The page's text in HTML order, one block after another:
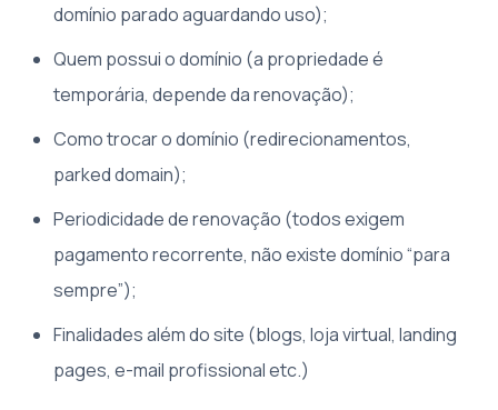
domínio parado aguardando uso);
Quem possui o domínio (a propriedade é
temporária, depende da renovação);
Como trocar o domínio (redirecionamentos,
parked domain);
Periodicidade de renovação (todos exigem
pagamento recorrente, não existe domínio “para
sempre”);
Finalidades além do site (blogs, loja virtual, landing
pages, e-mail profissional etc.)